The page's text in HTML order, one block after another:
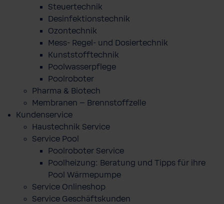
Steuertechnik
Desinfektionstechnik
Ozontechnik
Mess- Regel- und Dosiertechnik
Kunststofftechnik
Poolwasserpflege
Poolroboter
Pharma & Biotech
Membranen – Brennstoffzelle
Kundenservice
Haustechnik Service
Service Pool
Poolroboter Service
Poolheizung: Beratung und Tipps für ihre
Pool Wärmepumpe
Service Onlineshop
Service Geschäftskunden